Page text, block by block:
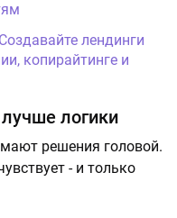
лендинги
копирайтинге и
логики
решения головой.
- и только